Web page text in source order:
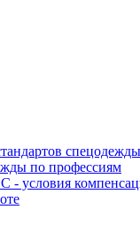
спецодежды
по профессиям
- условия